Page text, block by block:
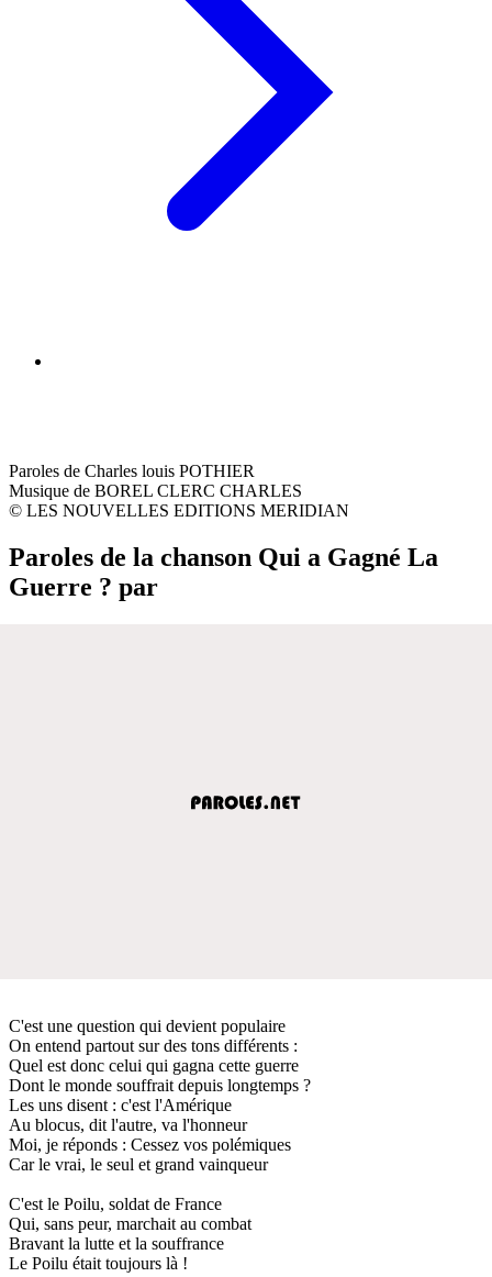
Paroles de Charles louis POTHIER
Musique de BOREL CLERC CHARLES
© LES NOUVELLES EDITIONS MERIDIAN
Paroles de la chanson Qui a Gagné La
Guerre ? par
C'est une question qui devient populaire
On entend partout sur des tons différents :
Quel est donc celui qui gagna cette guerre
Dont le monde souffrait depuis longtemps ?
Les uns disent : c'est l'Amérique
Au blocus, dit l'autre, va l'honneur
Moi, je réponds : Cessez vos polémiques
Car le vrai, le seul et grand vainqueur
C'est le Poilu, soldat de France
Qui, sans peur, marchait au combat
Bravant la lutte et la souffrance
Le Poilu était toujours là !